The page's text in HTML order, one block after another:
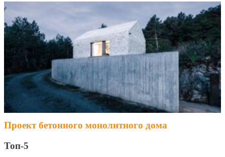
Проект бетонного монолитного дома
Топ-5